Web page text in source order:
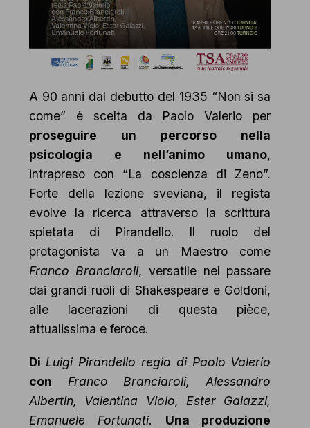
A 90 anni dal debutto del 1935 “Non si sa
come” è scelta da Paolo Valerio per
proseguire un percorso nella
psicologia e nell’animo umano,
intrapreso con “La coscienza di Zeno”.
Forte della lezione sveviana, il regista
evolve la ricerca attraverso la scrittura
spietata di Pirandello. Il ruolo del
protagonista va a un Maestro come
Franco Branciaroli, versatile nel passare
dai grandi ruoli di Shakespeare e Goldoni,
alle lacerazioni di questa pièce,
attualissima e feroce.
Di Luigi Pirandello regia di Paolo Valerio
con
Franco Branciaroli, Alessandro
Albertin, Valentina Violo, Ester Galazzi,
Emanuele Fortunati. Una produzione